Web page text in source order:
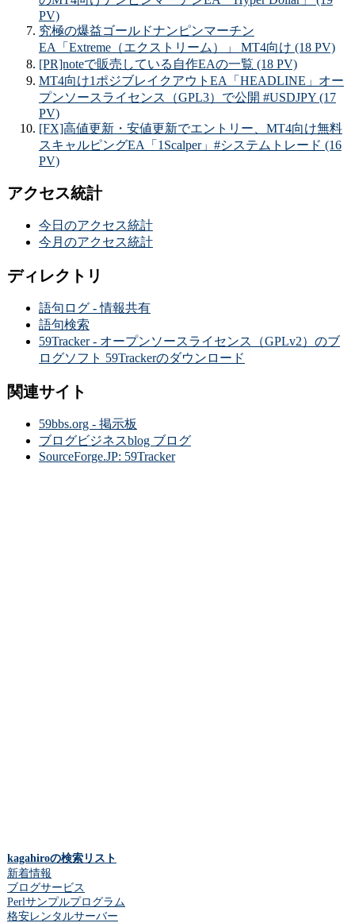
PV)
究極の爆益ゴールドナンピンマーチン
EA「Extreme（エクストリーム）」 MT4向け (18 PV)
[PR]noteで販売している自作EAの一覧 (18 PV)
MT4向け1ポジブレイクアウトEA「HEADLINE」オー
プンソースライセンス（GPL3）で公開 #USDJPY (17
PV)
[FX]高値更新・安値更新でエントリー、MT4向け無料
スキャルピングEA「1Scalper」#システムトレード (16
PV)
アクセス統計
今日のアクセス統計
今月のアクセス統計
ディレクトリ
語句ログ - 情報共有
語句検索
59Tracker - オープンソースライセンス（GPLv2）のブ
ログソフト 59Trackerのダウンロード
関連サイト
59bbs.org - 掲示板
ブログビジネスblog ブログ
SourceForge.JP: 59Tracker
kagahiroの検索リスト
新着情報
ブログサービス
Perlサンプルプログラム
格安レンタルサーバー